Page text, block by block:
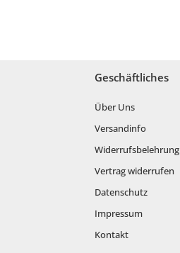
Geschäftliches
Über Uns
Versandinfo
Widerrufsbelehrung
Vertrag widerrufen
Datenschutz
Impressum
Kontakt